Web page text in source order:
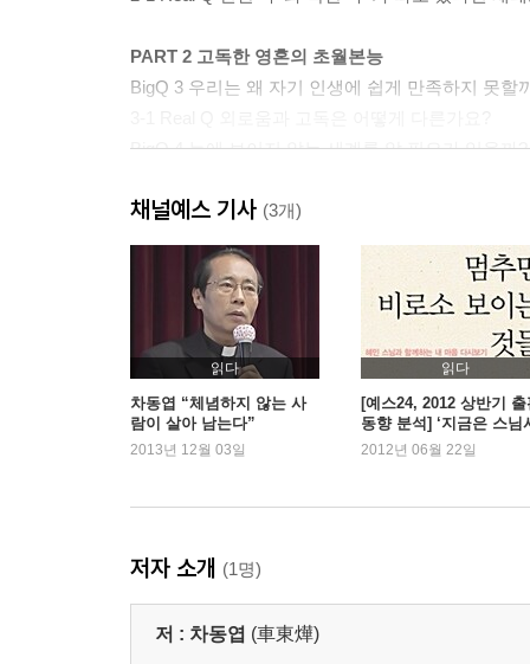
PART 2 고독한 영혼의 초월본능
BigQ 3 우리는 왜 자기 인생에 쉽게 만족하지 못할
BigQ 4 눈에 보이지 않는 세계를 알 필요가 있을까?
4-2 Real Q 어려운 일이 생겼을 때만 하는 ‘얌체기
BigQ 5 악한 사람이 부귀영화를 누리는 사례는 대
BigQ 6 극단적인 가치관을 가진 사람들을 어떻게
BigQ 7 우리나라는 종교가 번창한데 사회 문제는
PART 3 내 인생의 비밀코드
BigQ 8 이 세상에 신이 있다면 대체 어디에 숨어 있
BigQ 9 신이 이 세상을 창조했다는 증거가 있나?
9-1 RealQ 내가 사는 이유를 찾을 방법이 있을까요?
PART 4 피할 수 없는 물음
BigQ 12 악인의 길과 선인의 길은 미리 정해져 있
12-1 Real Q 다 용서하면 행복해진다고요? ,
채널예스 기사 (3개)
읽다
차동엽 “체념하지 않는 사
람이 살아 남는다”
2013년 12월 03일
읽다
[예스24, 2012 상반기 출
동향 분석] ‘지금은 스님
대’ 100위내 스님 저서
2012년 06월 22일
저자 소개 (1명)
저 : 차동엽 (車東燁)